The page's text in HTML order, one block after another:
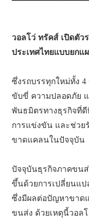
วอลโว่ ทรัคส์ เปิดตัว
ประเทศไทยแบบยกแ
ซึ่งรถบรรทุกใหม่ทั้ง
ขับขี่ ความปลอดภัย แ
พันธมิตรทางธุรกิจที่
การแข่งขัน และช่วย
ขาดแคลนในปัจจุบัน
ปัจจุบันธุรกิจภาคขนส่
ขึ้นด้วยการเปลี่ยนแป
ซึ่งมีผลต่อปัญหาขาด
ขนส่ง ด้วยเหตุนี้วอล